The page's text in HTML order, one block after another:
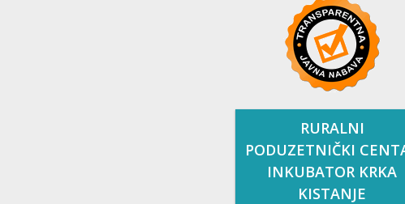
RURALNI
PODUZETNIČKI
INKUBATOR KRKA
KISTANJE